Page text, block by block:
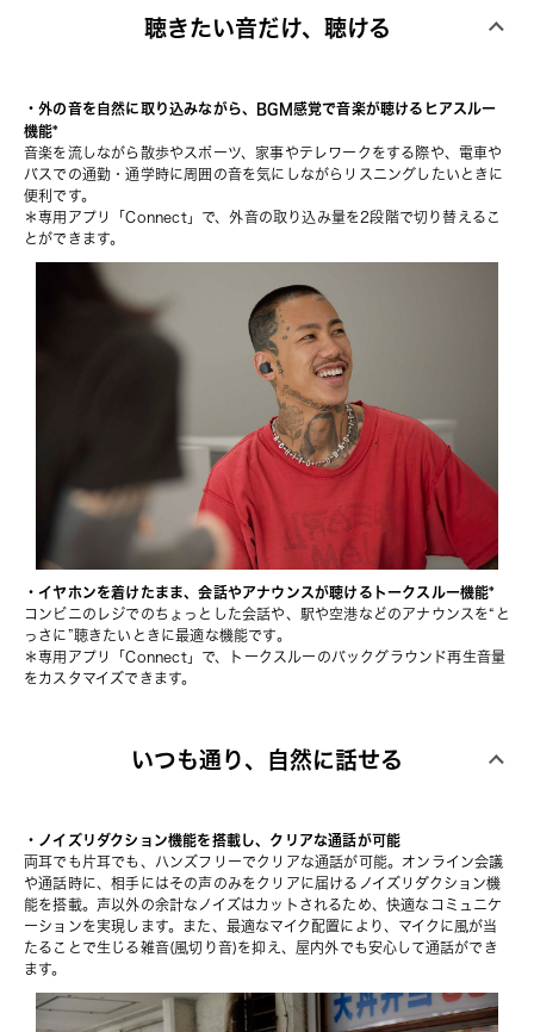
聴きたい音だけ、聴ける
・外の音を自然に取り込みながら、BGM感覚で音楽が聴けるヒアスルー
機能*
音楽を流しながら散歩やスポーツ、家事やテレワークをする際や、電車や
バスでの通勤・通学時に周囲の音を気にしながらリスニングしたいときに
便利です。
＊専用アプリ「Connect」で、外音の取り込み量を2段階で切り替えるこ
とができます。
・イヤホンを着けたまま、会話やアナウンスが聴けるトークスルー機能*
コンビニのレジでのちょっとした会話や、駅や空港などのアナウンスを“と
っさに”聴きたいときに最適な機能です。
＊専用アプリ「Connect」で、トークスルーのバックグラウンド再生音量
をカスタマイズできます。
いつも通り、自然に話せる
・ノイズリダクション機能を搭載し、クリアな通話が可能
両耳でも片耳でも、ハンズフリーでクリアな通話が可能。オンライン会議
や通話時に、相手にはその声のみをクリアに届けるノイズリダクション機
能を搭載。声以外の余計なノイズはカットされるため、快適なコミュニケ
ーションを実現します。また、最適なマイク配置により、マイクに風が当
たることで生じる雑音(風切り音)を抑え、屋内外でも安心して通話ができ
ます。